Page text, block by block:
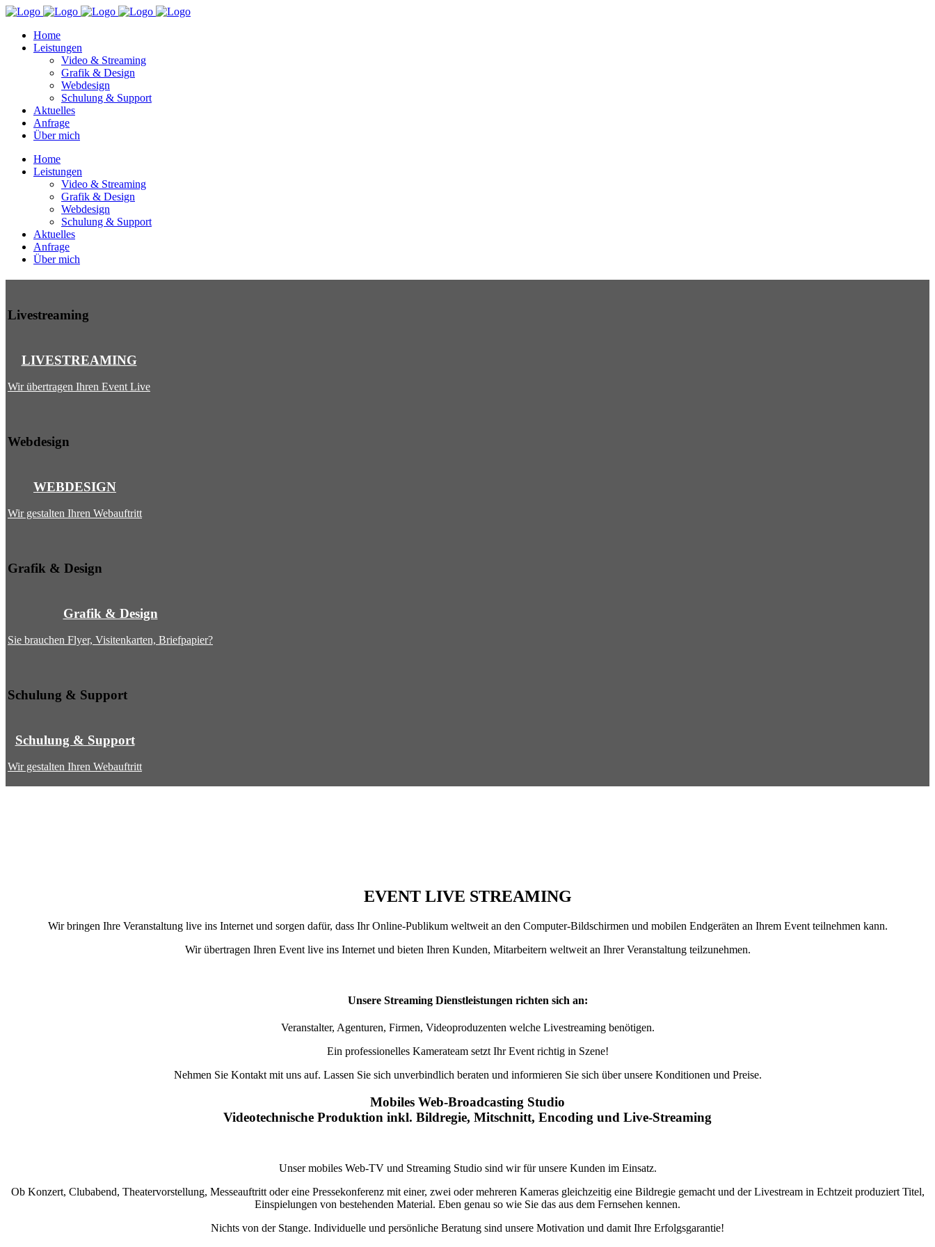
Home
Leistungen
Video & Streaming
Grafik & Design
Webdesign
Schulung & Support
Aktuelles
Anfrage
Über mich
Home
Leistungen
Video & Streaming
Grafik & Design
Webdesign
Schulung & Support
Aktuelles
Anfrage
Über mich
Livestreaming
LIVESTREAMING
Wir übertragen Ihren Event Live
Webdesign
WEBDESIGN
Wir gestalten Ihren Webauftritt
Grafik & Design
Grafik & Design
Sie brauchen Flyer, Visitenkarten, Briefpapier?
Schulung & Support
Schulung & Support
Wir gestalten Ihren Webauftritt
EVENT LIVE STREAMING
Wir bringen Ihre Veranstaltung live ins Internet und sorgen dafür, dass Ihr Online-Publikum weltweit an den Computer-Bildschirmen und mobilen Endgeräten an Ihrem Event teilnehmen kann.
Wir übertragen Ihren Event live ins Internet und bieten Ihren Kunden, Mitarbeitern weltweit an Ihrer Veranstaltung teilzunehmen.
Unsere Streaming Dienstleistungen richten sich an:
Veranstalter, Agenturen, Firmen, Videoproduzenten welche Livestreaming benötigen.
Ein professionelles Kamerateam setzt Ihr Event richtig in Szene!
Nehmen Sie Kontakt mit uns auf. Lassen Sie sich unverbindlich beraten und informieren Sie sich über unsere Konditionen und Preise.
Mobiles Web-Broadcasting Studio
Videotechnische Produktion inkl. Bildregie, Mitschnitt, Encoding und Live-Streaming
Unser mobiles Web-TV und Streaming Studio sind wir für unsere Kunden im Einsatz.
Ob Konzert, Clubabend, Theatervorstellung, Messeauftritt oder eine Pressekonferenz mit einer, zwei oder mehreren Kameras gleichzeitig eine Bildregie gemacht und der Livestream in Echtzeit produziert Titel,
Einspielungen von bestehenden Material. Eben genau so wie Sie das aus dem Fernsehen kennen.
Nichts von der Stange. Individuelle und persönliche Beratung sind unsere Motivation und damit Ihre Erfolgsgarantie!